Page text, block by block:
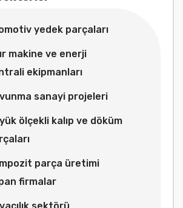
yedek parçaları
makine ve enerji
ekipmanları
sanayi projeleri
ölçekli kalıp ve döküm
parça üretimi
firmalar